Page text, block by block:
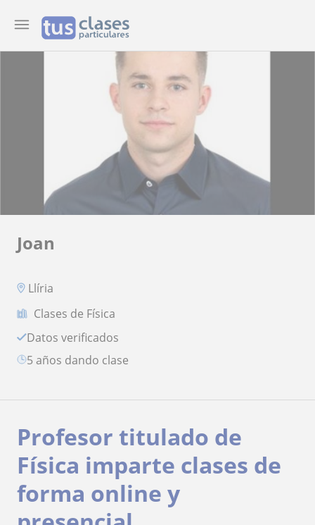
Joan
Llíria
Clases de Física
Datos verificados
5 años dando clase
Profesor titulado de
Física imparte clases de
forma online y